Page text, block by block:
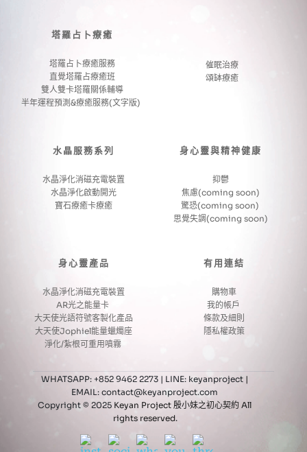
塔羅占卜療癒
塔羅占卜療癒服務
直覺塔羅占療癒班
雙人雙卡塔羅關係輔導
半年運程預測&療癒服務(文字版)
催眠治療
頌缽療癒
水晶服務系列
水晶淨化消磁充電裝置
水晶淨化啟動開光
寶石療癒卡療癒
身心靈與精神健康
抑鬱
焦慮(coming soon)
驚恐(coming soon)
思覺失調(coming soon)
身心靈產品
水晶淨化消磁充電裝置
AR光之能量卡
大天使光語符號客製化產品
大天使Jophiel能量蠟燭座
淨化/紮根可重用噴霧
有用連結
購物車
我的帳戶
條款及細則
隱私權政策
WHATSAPP: +852 9462 2273 | LINE: keyanproject
EMAIL: contact@keyanproject.com
Copyright © 2025 Keyan Project 殷小妹之初心契約 All
rights reserved.